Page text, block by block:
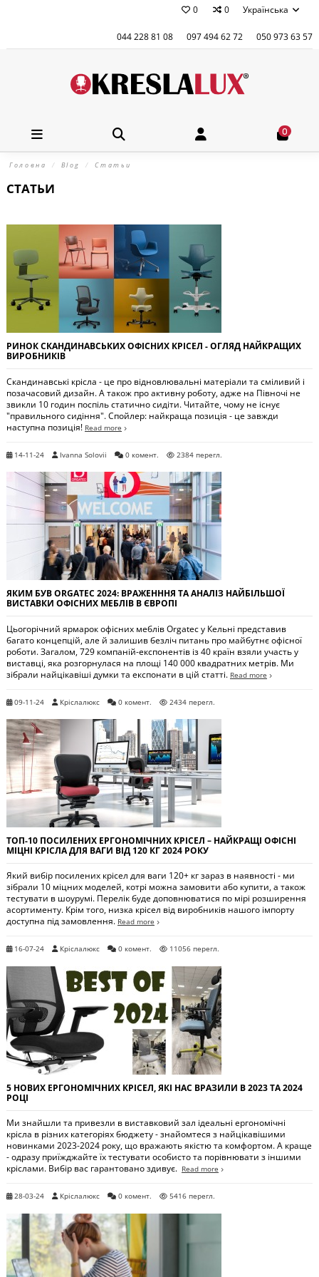
0 0 Українська
044 228 81 08 097 494 62 72 050 973 63 57
0
Головна Blog Статьи
СТАТЬИ
РИНОК СКАНДИНАВСЬКИХ ОФІСНИХ КРІСЕЛ - ОГЛЯД НАЙКРАЩИХ
ВИРОБНИКІВ
Скандинавські крісла - це про відновлювальні матеріали та сміливий і
позачасовий дизайн. А також про активну роботу, адже на Півночі не
звикли 10 годин поспіль статично сидіти. Читайте, чому не існує
"правильного сидіння". Спойлер: найкраща позиція - це завжди
наступна позиція! Read more
14-11-24 Ivanna Solovii 0 комент. 2384 перегл.
ЯКИМ БУВ ORGATEC 2024: ВРАЖЕНННЯ ТА АНАЛІЗ НАЙБІЛЬШОЇ
ВИСТАВКИ ОФІСНИХ МЕБЛІВ В ЄВРОПІ
Цьогорічний ярмарок офісних меблів Orgatec у Кельні представив
багато концепцій, але й залишив безліч питань про майбутнє офісної
роботи. Загалом, 729 компаній-експонентів із 40 країн взяли участь у
виставці, яка розгорнулася на площі 140 000 квадратних метрів. Ми
зібрали найцікавіші думки та експонати в цій статті. Read more
09-11-24 Кріслалюкс 0 комент. 2434 перегл.
ТОП-10 ПОСИЛЕНИХ ЕРГОНОМІЧНИХ КРІСЕЛ – НАЙКРАЩІ ОФІСНІ
МІЦНІ КРІСЛА ДЛЯ ВАГИ ВІД 120 КГ 2024 РОКУ
Який вибір посилених крісел для ваги 120+ кг зараз в наявності - ми
зібрали 10 міцних моделей, котрі можна замовити або купити, а також
тестувати в шоурумі. Перелік буде доповнюватися по мірі розширення
асортименту. Крім того, низка крісел від виробників нашого імпорту
доступна під замовлення. Read more
16-07-24 Кріслалюкс 0 комент. 11056 перегл.
5 НОВИХ ЕРГОНОМІЧНИХ КРІСЕЛ, ЯКІ НАС ВРАЗИЛИ В 2023 ТА 2024
РОЦІ
Ми знайшли та привезли в виставковий зал ідеальні ергономічні
крісла в різних категоріях бюджету - знайомтеся з найцікавішими
новинками 2023-2024 року, що вражають якістю та комфортом. А краще
- одразу приїжджайте їх тестувати особисто та порівнювати з іншими
кріслами. Вибір вас гарантовано здивує. Read more
28-03-24 Кріслалюкс 0 комент. 5416 перегл.